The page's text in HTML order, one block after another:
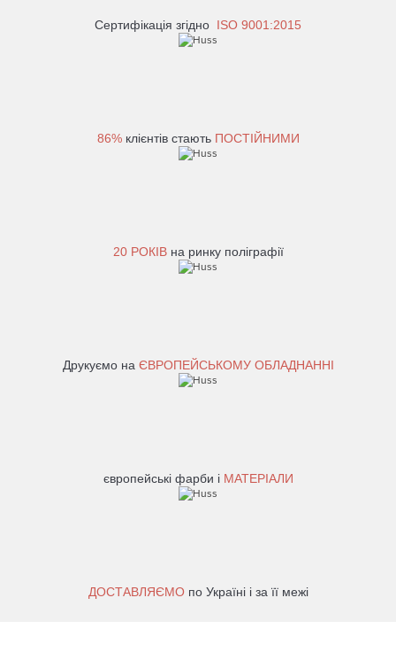
Сертифікація згідно ISO 9001:2015
86%клієнтів стають ПОСТІЙНИМИ
20 РОКІВна ринку поліграфії
Друкуємо на ЄВРОПЕЙСЬКОМУ ОБЛАДНАННІ
європейські фарби і МАТЕРІАЛИ
ДОСТАВЛЯЄМОпо Україні і за її межі